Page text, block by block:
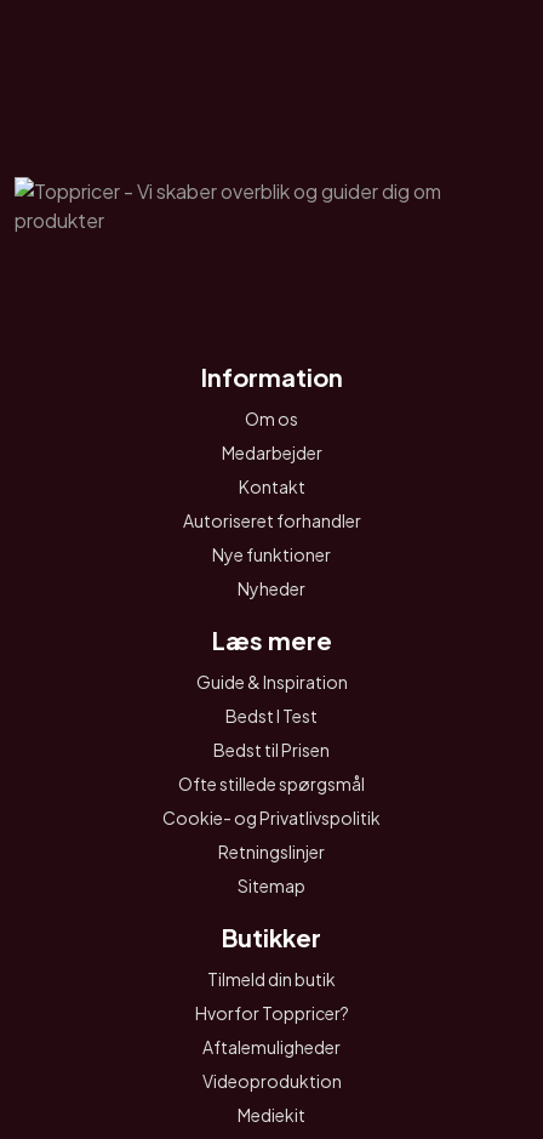
Information
Om os
Medarbejder
Kontakt
Autoriseret forhandler
Nye funktioner
Nyheder
Læs mere
Guide & Inspiration
Bedst I Test
Bedst til Prisen
Ofte stillede spørgsmål
Cookie- og Privatlivspolitik
Retningslinjer
Sitemap
Butikker
Tilmeld din butik
Hvorfor Toppricer?
Aftalemuligheder
Videoproduktion
Mediekit